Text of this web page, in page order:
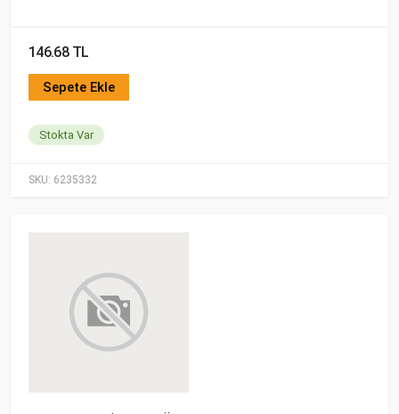
SKU: 6235332
146.68 TL
Sepete Ekle
Stokta Var